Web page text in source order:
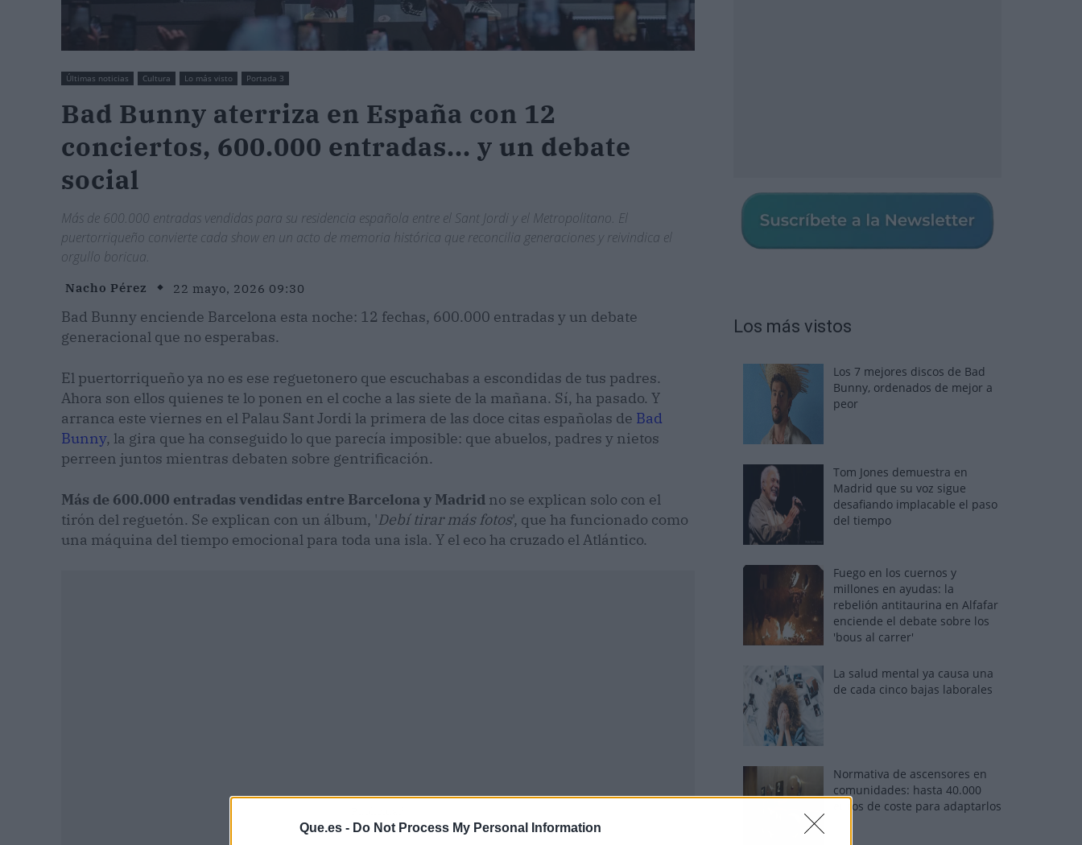
Que.es - Do Not Process My Personal Information
Últimas noticias Cultura Lo más visto Portada 3
Bad Bunny aterriza en España con 12
conciertos, 600.000 entradas... y un debate
social
Más de 600.000 entradas vendidas para su residencia española entre el Sant Jordi y el Metropolitano. El
puertorriqueño convierte cada show en un acto de memoria histórica que reconcilia generaciones y reivindica el
orgullo boricua.
Nacho Pérez 22 mayo, 2026 09:30
Bad Bunny enciende Barcelona esta noche: 12 fechas, 600.000 entradas y un debate
generacional que no esperabas.
El puertorriqueño ya no es ese reguetonero que escuchabas a escondidas de tus padres.
Ahora son ellos quienes te lo ponen en el coche a las siete de la mañana. Sí, ha pasado. Y
arranca este viernes en el Palau Sant Jordi la primera de las doce citas españolas de Bad
Bunny, la gira que ha conseguido lo que parecía imposible: que abuelos, padres y nietos
perreen juntos mientras debaten sobre gentrificación.
Más de 600.000 entradas vendidas entre Barcelona y Madrid no se explican solo con el
tirón del reguetón. Se explican con un álbum, 'Debí tirar más fotos', que ha funcionado como
una máquina del tiempo emocional para toda una isla. Y el eco ha cruzado el Atlántico.
Los más vistos
Los 7 mejores discos de Bad
Bunny, ordenados de mejor a
peor
Tom Jones demuestra en
Madrid que su voz sigue
desafiando implacable el paso
del tiempo
Fuego en los cuernos y
millones en ayudas: la
rebelión antitaurina en Alfafar
enciende el debate sobre los
'bous al carrer'
La salud mental ya causa una
de cada cinco bajas laborales
Normativa de ascensores en
comunidades: hasta 40.000
euros de coste para adaptarlos